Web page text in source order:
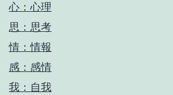
心：心理
思：思考
情：情報
感：感情
我：自我